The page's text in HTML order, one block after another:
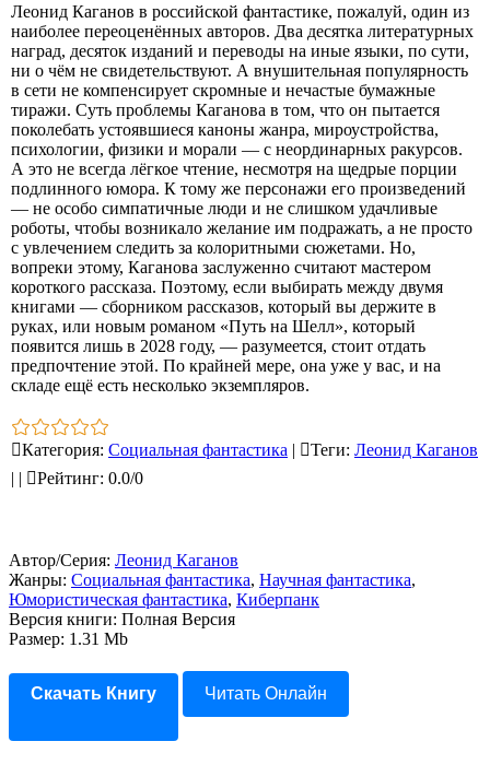
Леонид Каганов в российской фантастике, пожалуй, один из
наиболее переоценённых авторов. Два десятка литературных
наград, десяток изданий и переводы на иные языки, по сути,
ни о чём не свидетельствуют. А внушительная популярность
в сети не компенсирует скромные и нечастые бумажные
тиражи. Суть проблемы Каганова в том, что он пытается
поколебать устоявшиеся каноны жанра, мироустройства,
психологии, физики и морали — с неординарных ракурсов.
А это не всегда лёгкое чтение, несмотря на щедрые порции
подлинного юмора. К тому же персонажи его произведений
— не особо симпатичные люди и не слишком удачливые
роботы, чтобы возникало желание им подражать, а не просто
с увлечением следить за колоритными сюжетами. Но,
вопреки этому, Каганова заслуженно считают мастером
короткого рассказа. Поэтому, если выбирать между двумя
книгами — сборником рассказов, который вы держите в
руках, или новым романом «Путь на Шелл», который
появится лишь в 2028 году, — разумеется, стоит отдать
предпочтение этой. По крайней мере, она уже у вас, и на
складе ещё есть несколько экземпляров.
Категория: Социальная фантастика | Теги: Леонид Каганов
| | Рейтинг: 0.0/0
Автор/Серия: Леонид Каганов
Жанры: Социальная фантастика, Научная фантастика,
Юмористическая фантастика, Киберпанк
Версия книги: Полная Версия
Размер: 1.31 Mb
Скачать Книгу Читать Онлайн